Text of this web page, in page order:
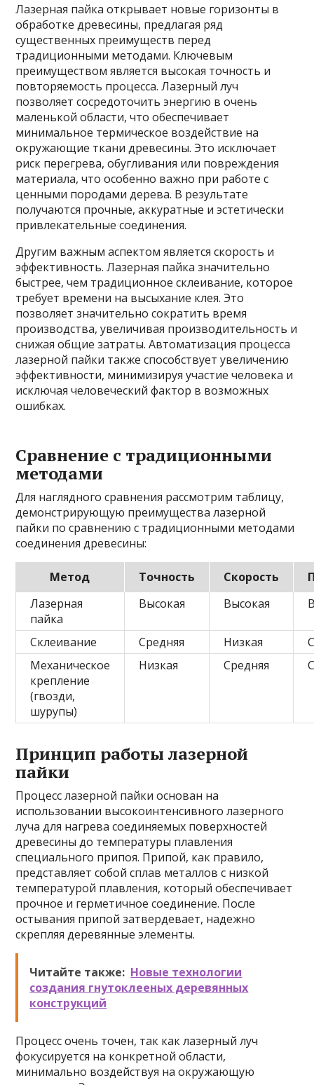
Лазерная пайка открывает новые горизонты в
обработке древесины, предлагая ряд
существенных преимуществ перед
традиционными методами. Ключевым
преимуществом является высокая точность и
повторяемость процесса. Лазерный луч
позволяет сосредоточить энергию в очень
маленькой области, что обеспечивает
минимальное термическое воздействие на
окружающие ткани древесины. Это исключает
риск перегрева, обугливания или повреждения
материала, что особенно важно при работе с
ценными породами дерева. В результате
получаются прочные, аккуратные и эстетически
привлекательные соединения.
Другим важным аспектом является скорость и
эффективность. Лазерная пайка значительно
быстрее, чем традиционное склеивание, которое
требует времени на высыхание клея. Это
позволяет значительно сократить время
производства, увеличивая производительность и
снижая общие затраты. Автоматизация процесса
лазерной пайки также способствует увеличению
эффективности, минимизируя участие человека и
исключая человеческий фактор в возможных
ошибках.
Сравнение с традиционными
методами
Для наглядного сравнения рассмотрим таблицу,
демонстрирующую преимущества лазерной
пайки по сравнению с традиционными методами
соединения древесины:
Метод Точность Скорость
Лазерная
пайка
Высокая Высокая
Склеивание Средняя Низкая
Механическое
крепление
(гвозди,
шурупы)
Низкая Средняя
Принцип работы лазерной
пайки
Процесс лазерной пайки основан на
использовании высокоинтенсивного лазерного
луча для нагрева соединяемых поверхностей
древесины до температуры плавления
специального припоя. Припой, как правило,
представляет собой сплав металлов с низкой
температурой плавления, который обеспечивает
прочное и герметичное соединение. После
остывания припой затвердевает, надежно
скрепляя деревянные элементы.
Читайте также: Новые технологии
создания гнутоклееных деревянных
конструкций
Процесс очень точен, так как лазерный луч
фокусируется на конкретной области,
минимально воздействуя на окружающую